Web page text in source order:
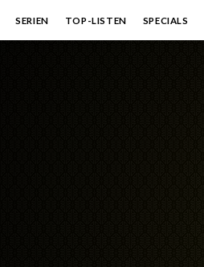
SERIEN TOP-LISTEN SPECIALS